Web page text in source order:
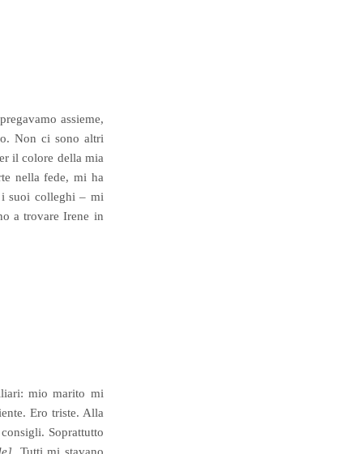
assieme,
Non ci sono altri
il colore della mia
nella fede, mi ha
suoi colleghi – mi
a trovare Irene in
mio marito mi
Ero triste. Alla
Soprattutto
Tutti mi stavano